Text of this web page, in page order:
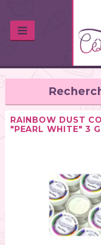
Moules (391)
Douilles (76)
Poches à douille et
Spatules / ustensiles
Tables tournantes (5)
RAINBOW DUST
"PEARL WHITE" 3